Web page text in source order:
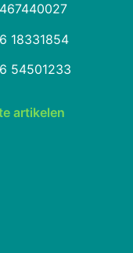
18331854
54501233
artikelen